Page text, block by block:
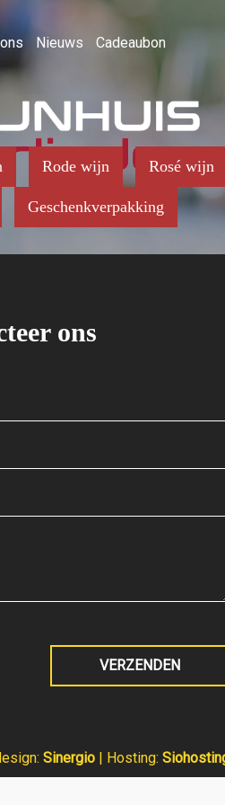
Nieuws Cadeaubon
Rode wijn Rosé wijn
Geschenkverpakking
ons
Sinergio | Hosting: